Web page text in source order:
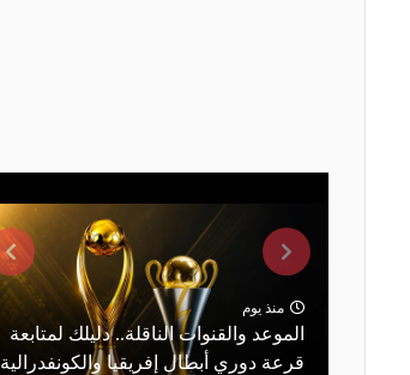
منذ يوم
الموعد والقنوات الناقلة.. دليلك لمتابعة
قرعة دوري أبطال إفريقيا والكونفدرالية